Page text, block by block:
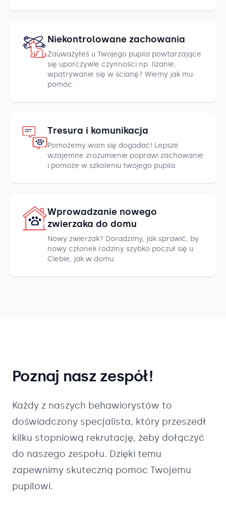
Niekontrolowane zachowania
Zauważyłeś u Twojego pupila powtarzające
się uporczywie czynności np. lizanie,
wpatrywanie się w ścianę? Wiemy jak mu
pomóc.
Tresura i komunikacja
Pomożemy wam się dogadać! Lepsze
wzajemne zrozumienie poprawi zachowanie
i pomoże w szkoleniu twojego pupila.
Wprowadzanie nowego
zwierzaka do domu
Nowy zwierzak? Doradzimy, jak sprawić, by
nowy członek rodziny szybko poczuł się u
Ciebie, jak w domu.
Poznaj nasz zespół!
Każdy z naszych behawiorystów to
doświadczony specjalista, który przeszedł
kilku stopniową rekrutację, żeby dołączyć
do naszego zespołu. Dzięki temu
zapewnimy skuteczną pomoc Twojemu
pupilowi.